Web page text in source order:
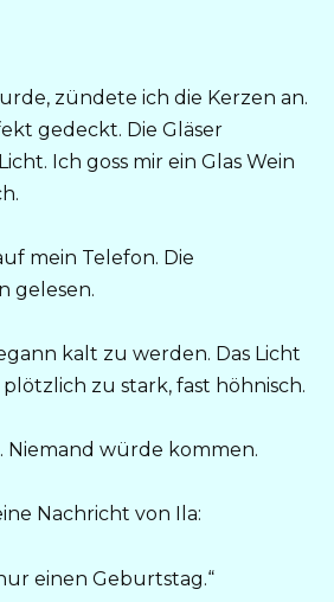
zündete ich die Kerzen an.
gedeckt. Die Gläser
Ich goss mir ein Glas Wein
mein Telefon. Die
gelesen.
kalt zu werden. Das Licht
zu stark, fast höhnisch.
Niemand würde kommen.
Nachricht von Ila:
einen Geburtstag.“